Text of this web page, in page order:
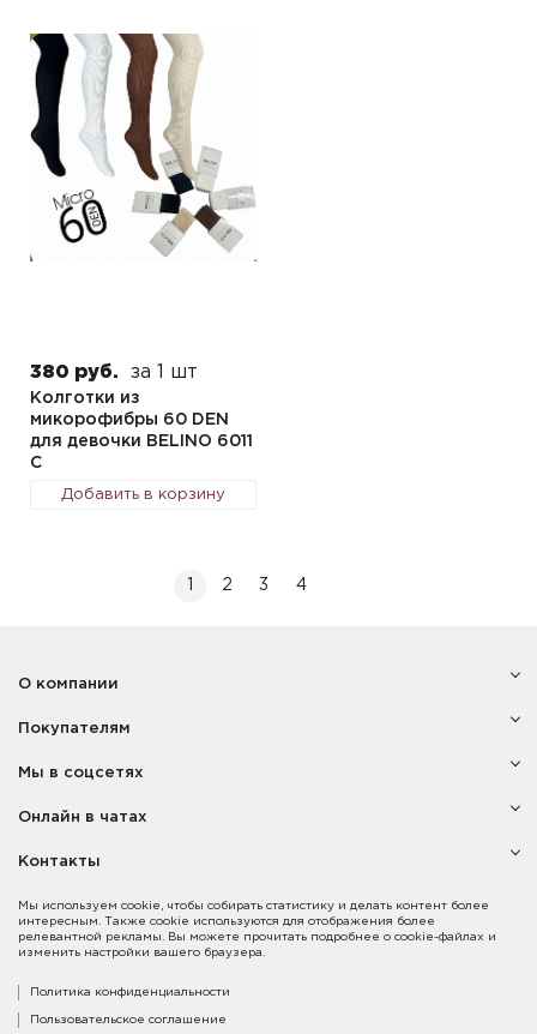
380 руб. за 1 шт
Колготки из
микорофибры 60 DEN
для девочки BELINO 6011
C
Добавить в корзину
2 3 4
Мы используем cookie, чтобы собирать статистику и делать контент более
интересным. Также cookie используются для отображения более
релевантной рекламы. Вы можете прочитать подробнее о cookie-файлах и
изменить настройки вашего браузера.
Политика конфиденциальности
Пользовательское соглашение
Покупателям
О компании
Мы в соцсетях
Онлайн в чатах
Контакты